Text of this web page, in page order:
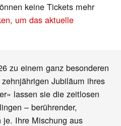
keine Tickets mehr
um das aktuelle
zu einem ganz besonderen
Jubiläum ihres
lassen sie die zeitlosen
– berührender,
je. Ihre Mischung aus